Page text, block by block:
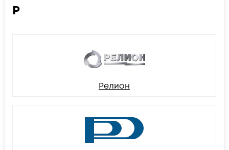
Р
Релион